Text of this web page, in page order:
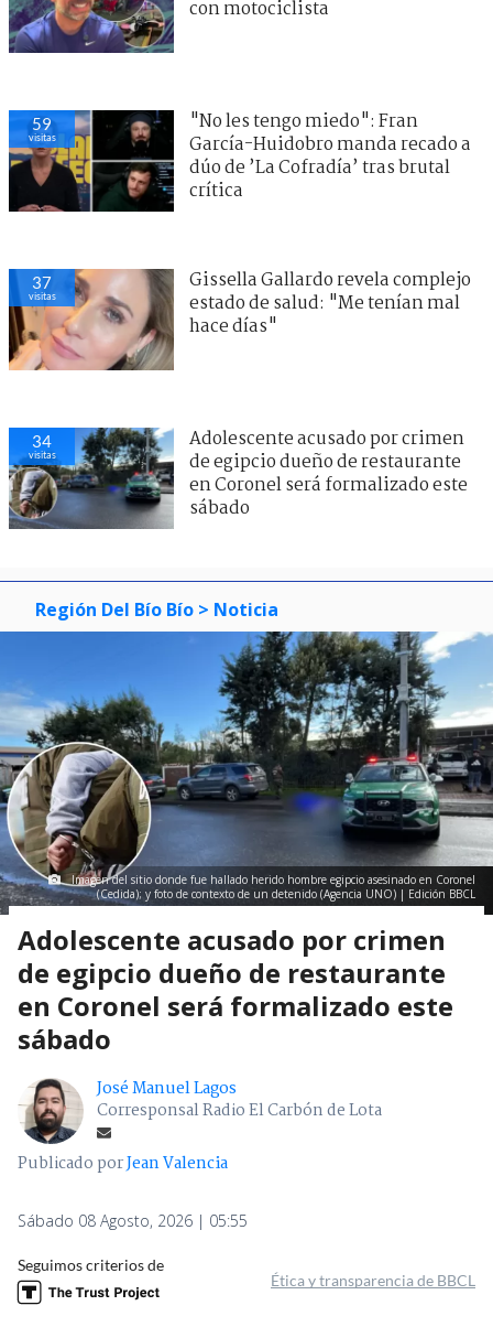
con motociclista
59
visitas
"No les tengo miedo": Fran
García-Huidobro manda recado a
dúo de ’La Cofradía’ tras brutal
crítica
37
visitas
Gissella Gallardo revela complejo
estado de salud: "Me tenían mal
hace días"
34
visitas
Adolescente acusado por crimen
de egipcio dueño de restaurante
en Coronel será formalizado este
sábado
Región Del Bío Bío > Noticia
Imagen del sitio donde fue hallado herido hombre egipcio asesinado en Coronel
(Cedida); y foto de contexto de un detenido (Agencia UNO) | Edición BBCL
Adolescente acusado por crimen
de egipcio dueño de restaurante
en Coronel será formalizado este
sábado
José Manuel Lagos
Corresponsal Radio El Carbón de Lota
Publicado porJean Valencia
Sábado 08 Agosto, 2026 | 05:55
Seguimos criterios de
Ética y transparencia de BBCL